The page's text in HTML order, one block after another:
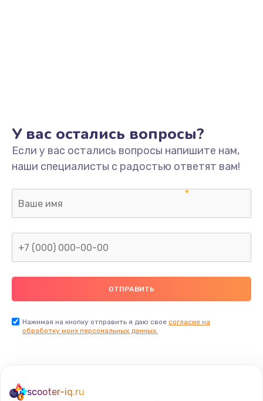
У вас остались вопросы?
Если у вас остались вопросы напишите нам,
наши специалисты с радостью ответят вам!
Нажимая на кнопку отправить я даю свое согласие на
обработку моих персональных данных.
scooter-iq.ru